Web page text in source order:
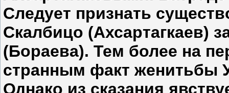
Следует признать
Скалбицо (Ахсартагкаев)
(Бораева). Тем более на
странным факт женитьбы
Однако из сказания